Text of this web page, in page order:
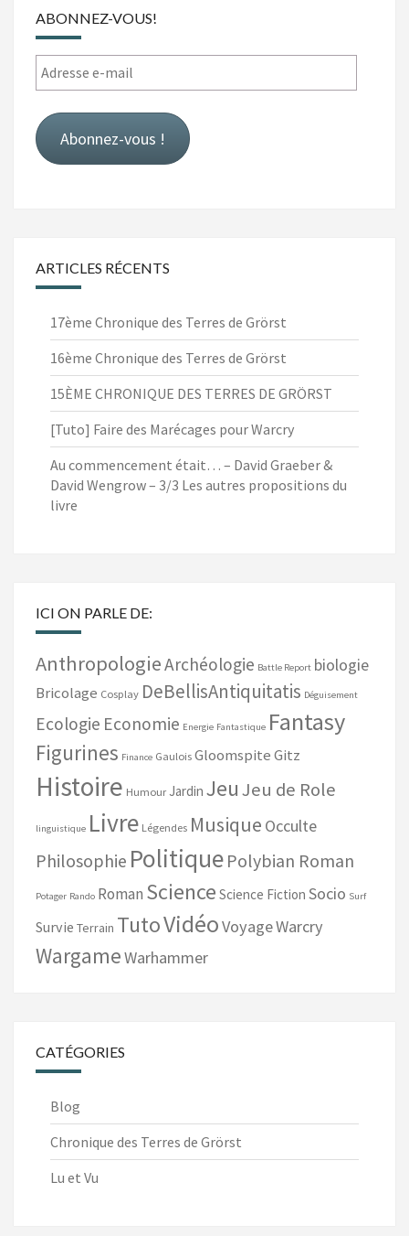
ABONNEZ-VOUS!
Adresse
e-
mail
Abonnez-vous !
ARTICLES RÉCENTS
17ème Chronique des Terres de Grörst
16ème Chronique des Terres de Grörst
15ÈME CHRONIQUE DES TERRES DE GRÖRST
[Tuto] Faire des Marécages pour Warcry
Au commencement était… – David Graeber &
David Wengrow – 3/3 Les autres propositions du
livre
ICI ON PARLE DE:
AnthropologieArchéologie Battle Report biologie
Bricolage Cosplay DeBellisAntiquitatis Déguisement
Ecologie Economie Energie Fantastique Fantasy
Figurines Finance Gaulois Gloomspite Gitz
Histoire Humour Jardin JeuJeu de Role
linguistique Livre Légendes Musique Occulte
Philosophie Politique Polybian Roman
Potager Rando Roman Science Science Fiction Socio Surf
Survie Terrain TutoVidéoVoyageWarcry
WargameWarhammer
CATÉGORIES
Blog
Chronique des Terres de Grörst
Lu et Vu